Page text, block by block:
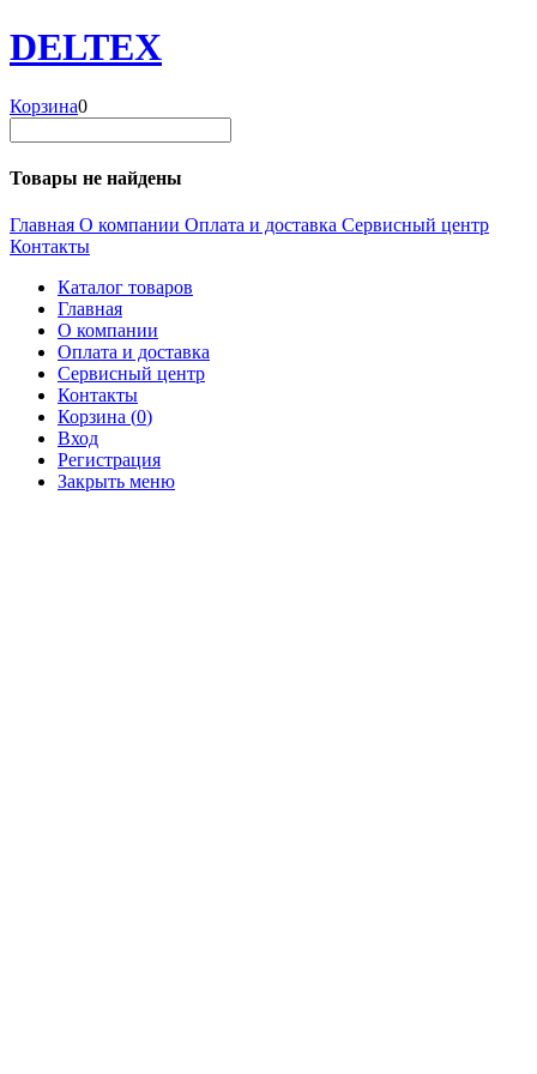
DELTEX
Корзина0
Товары не найдены
Главная О компании Оплата и доставка Сервисный центр
Контакты
Каталог товаров
Главная
О компании
Оплата и доставка
Сервисный центр
Контакты
Корзина (0)
Вход
Регистрация
Закрыть меню